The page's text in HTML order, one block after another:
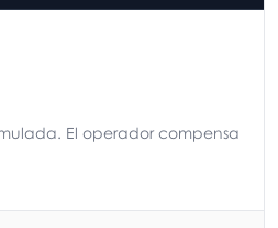
El operador compensa